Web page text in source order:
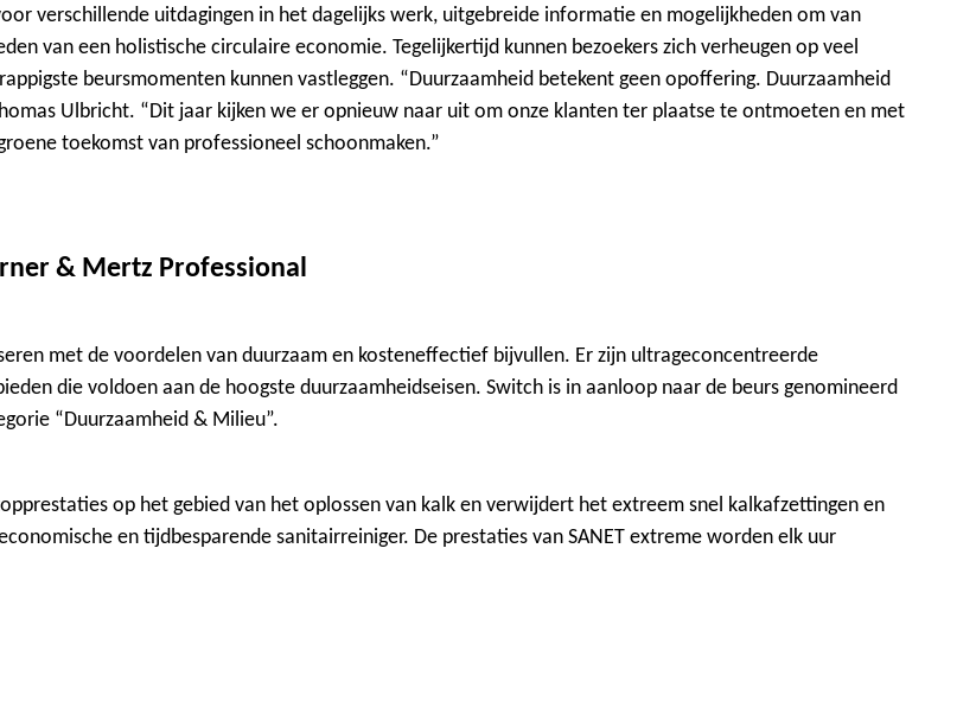
verschillende uitdagingen in het dagelijks werk, uitgebreide informatie en mogelijkheden om van
van een holistische circulaire economie. Tegelijkertijd kunnen bezoekers zich verheugen op veel
beursmomenten kunnen vastleggen. “Duurzaamheid betekent geen opoffering. Duurzaamheid
Ulbricht. “Dit jaar kijken we er opnieuw naar uit om onze klanten ter plaatse te ontmoeten en met
toekomst van professioneel schoonmaken.”
& Mertz Professional
met de voordelen van duurzaam en kosteneffectief bijvullen. Er zijn ultrageconcentreerde
die voldoen aan de hoogste duurzaamheidseisen. Switch is in aanloop naar de beurs genomineerd
“Duurzaamheid & Milieu”.
op het gebied van het oplossen van kalk en verwijdert het extreem snel kalkafzettingen en
en tijdbesparende sanitairreiniger. De prestaties van SANET extreme worden elk uur